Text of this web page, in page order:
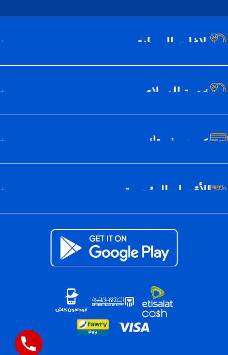
بلاغات الصيانة
خدمة العملاء
عن سيف تك
الأقسام الرئيسية